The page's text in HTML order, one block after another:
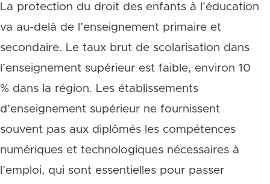
La protection du droit des enfants à l’éducation
va au-delà de l’enseignement primaire et
secondaire. Le taux brut de scolarisation dans
l’enseignement supérieur est faible, environ 10
% dans la région. Les établissements
d’enseignement supérieur ne fournissent
souvent pas aux diplômés les compétences
numériques et technologiques nécessaires à
l’emploi, qui sont essentielles pour passer